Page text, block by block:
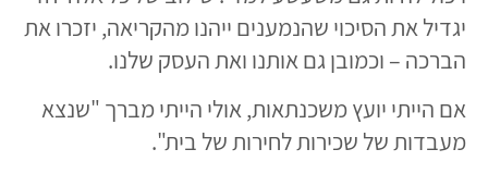
יגדיל את הסיכוי שהנמענים ייהנו מהקריאה, יזכרו את
הברכה – וכמובן גם אותנו ואת העסק שלנו.
אם הייתי יועץ משכנתאות, אולי הייתי מברך "שנצא
מעבדות של שכירות לחירות של בית".